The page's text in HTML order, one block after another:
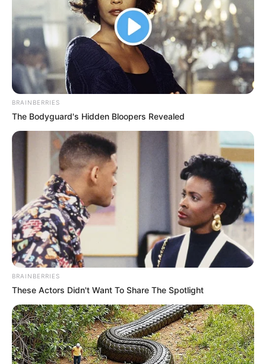
Pronostic PMU et bruits d’écuries du
Tiercé Quinté du jour pour le GRAND
PRIX DYNAVENA ce 25 Octobre 2023
Tiercé Quinté du jour dans la réunion n°1 sur l’hippodrome
BRAINBERRIES
The Bodyguard's Hidden Bloopers Revealed
BRAINBERRIES
These Actors Didn't Want To Share The Spotlight